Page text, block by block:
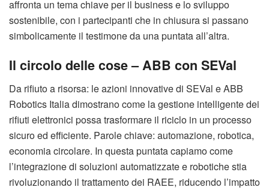
affronta un tema chiave per il business e lo sviluppo
sostenibile, con i partecipanti che in chiusura si passano
simbolicamente il testimone da una puntata all’altra.
Il circolo delle cose – ABB con SEVal
Da rifiuto a risorsa: le azioni innovative di SEVal e ABB
Robotics Italia dimostrano come la gestione intelligente dei
rifiuti elettronici possa trasformare il riciclo in un processo
sicuro ed efficiente. Parole chiave: automazione, robotica,
economia circolare. In questa puntata capiamo come
l’integrazione di soluzioni automatizzate e robotiche stia
rivoluzionando il trattamento dei RAEE, riducendo l’impatto